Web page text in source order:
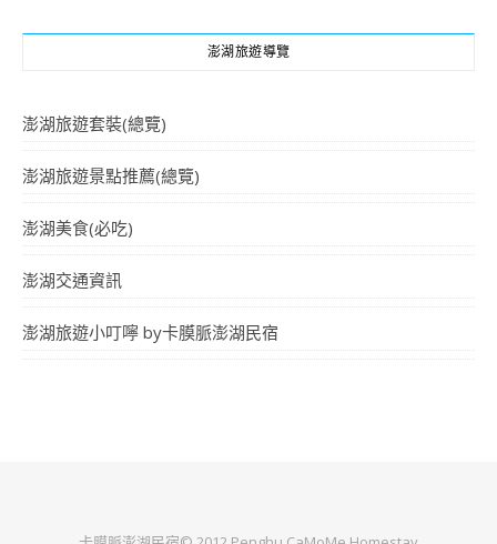
澎湖旅遊導覽
澎湖旅遊套裝(總覽)
澎湖旅遊景點推薦(總覽)
澎湖美食(必吃)
澎湖交通資訊
澎湖旅遊小叮嚀 by卡膜脈澎湖民宿